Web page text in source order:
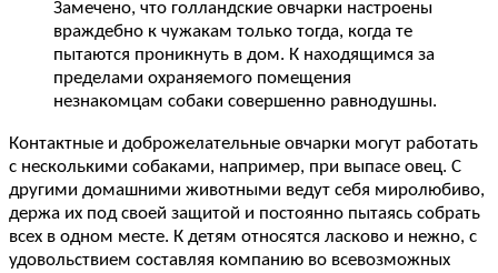
Замечено, что голландские овчарки настроены
враждебно к чужакам только тогда, когда те
пытаются проникнуть в дом. К находящимся за
пределами охраняемого помещения
незнакомцам собаки совершенно равнодушны.
Контактные и доброжелательные овчарки могут работать
с несколькими собаками, например, при выпасе овец. С
другими домашними животными ведут себя миролюбиво,
держа их под своей защитой и постоянно пытаясь собрать
всех в одном месте. К детям относятся ласково и нежно, с
удовольствием составляя компанию во всевозможных